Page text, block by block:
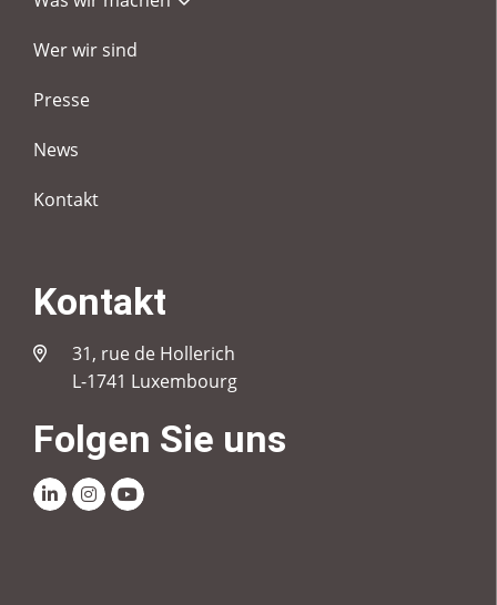
Wer wir sind
Presse
News
Kontakt
Kontakt
31, rue de Hollerich
L-1741 Luxembourg
Folgen Sie uns
LinkedinInstagram
Youtube